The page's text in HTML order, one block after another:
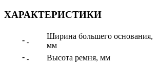
ХАРАКТЕРИСТИКИ
- -
Ширина большего основания,
мм
- - Высота ремня, мм